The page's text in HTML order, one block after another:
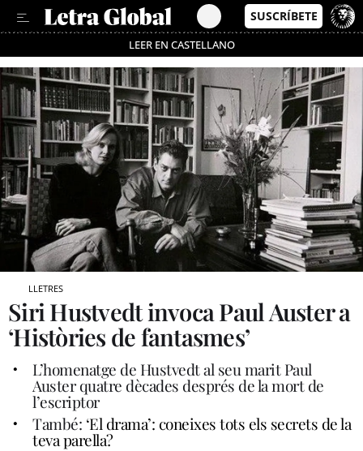
LEER EN CASTELLANO
Passa’t al mode estalvi
LLETRES
Siri Hustvedt invoca Paul Auster a
‘Històries de fantasmes’
L’homenatge de Hustvedt al seu marit Paul
Auster quatre dècades després de la mort de
l’escriptor
També: ‘El drama’: coneixes tots els secrets de la
teva parella?